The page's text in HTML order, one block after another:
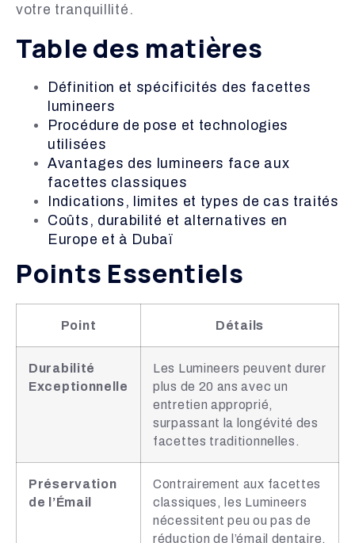
votre tranquillité.
Table des matières
Définition et spécificités des facettes
lumineers
Procédure de pose et technologies
utilisées
Avantages des lumineers face aux
facettes classiques
Indications, limites et types de cas traités
Coûts, durabilité et alternatives en
Europe et à Dubaï
Points Essentiels
Point Détails
Durabilité
Exceptionnelle
Les Lumineers peuvent durer
plus de 20 ans avec un
entretien approprié,
surpassant la longévité des
facettes traditionnelles.
Préservation
de l’Émail
Contrairement aux facettes
classiques, les Lumineers
nécessitent peu ou pas de
réduction de l’émail dentaire,